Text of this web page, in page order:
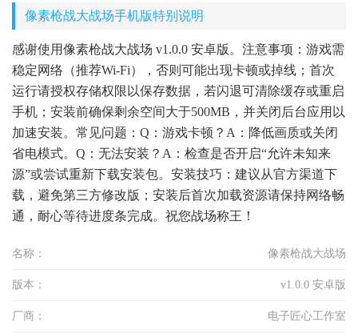
像素枪战大战场手机版特别说明
感谢使用像素枪战大战场 v1.0.0 安卓版。注意事项：游戏需
稳定网络（推荐Wi-Fi），否则可能出现卡顿或掉线；首次
运行请授权存储权限以保存数据，若闪退可清除缓存或重启
手机；安装前确保剩余空间大于500MB，并关闭后台应用以
加速安装。常见问题：Q：游戏卡顿？A：降低画质或关闭
省电模式。Q：无法安装？A：检查是否开启“允许未知来
源”或尝试重新下载安装包。安装技巧：建议从官方渠道下
载，避免第三方修改版；安装后首次加载资源请保持网络畅
通，耐心等待进度条完成。祝您战场称王！
名称： 像素枪战大战场
版本： v1.0.0 安卓版
厂商： 电子匠心工作室